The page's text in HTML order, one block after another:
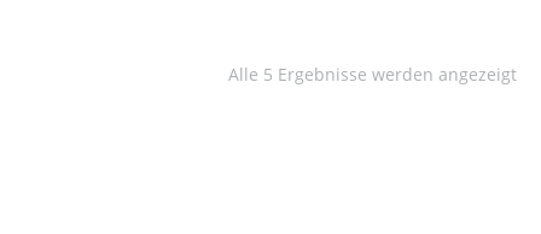
Alle 5 Ergebnisse werden angezeigt